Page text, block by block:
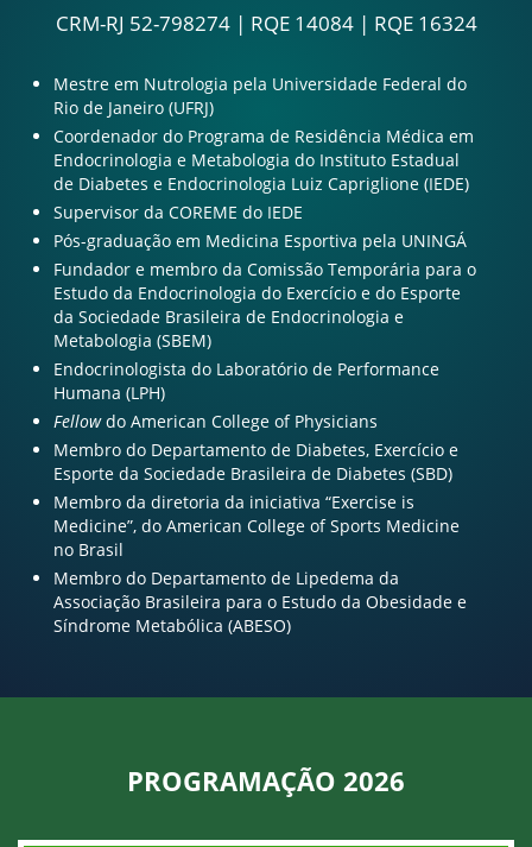
CRM-RJ 52-798274 | RQE 14084 | RQE 16324
Mestre em Nutrologia pela Universidade Federal do
Rio de Janeiro (UFRJ)
Coordenador do Programa de Residência Médica em
Endocrinologia e Metabologia do Instituto Estadual
de Diabetes e Endocrinologia Luiz Capriglione (IEDE)
Supervisor da COREME do IEDE
Pós-graduação em Medicina Esportiva pela UNINGÁ
Fundador e membro da Comissão Temporária para o
Estudo da Endocrinologia do Exercício e do Esporte
da Sociedade Brasileira de Endocrinologia e
Metabologia (SBEM)
Endocrinologista do Laboratório de Performance
Humana (LPH)
Fellowdo American College of Physicians
Membro do Departamento de Diabetes, Exercício e
Esporte da Sociedade Brasileira de Diabetes (SBD)
Membro da diretoria da iniciativa “Exercise is
Medicine”, do American College of Sports Medicine
no Brasil
Membro do Departamento de Lipedema da
Associação Brasileira para o Estudo da Obesidade e
Síndrome Metabólica (ABESO)
PROGRAMAÇÃO 2026